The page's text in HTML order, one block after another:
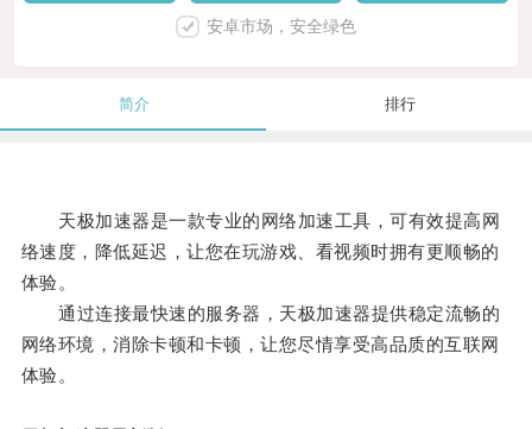
安卓市场，安全绿色
简介 排行
天极加速器是一款专业的网络加速工具，可有效提高网
络速度，降低延迟，让您在玩游戏、看视频时拥有更顺畅的
体验。
通过连接最快速的服务器，天极加速器提供稳定流畅的
网络环境，消除卡顿和卡顿，让您尽情享受高品质的互联网
体验。